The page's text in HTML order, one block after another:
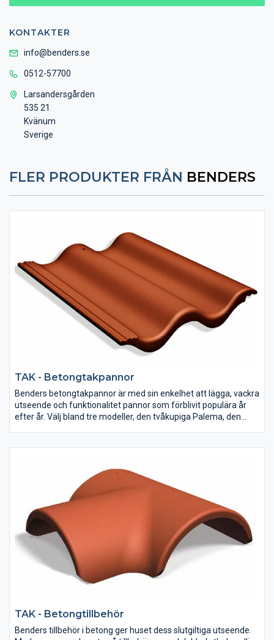
KONTAKTER
info@benders.se
0512-57700
Larsandersgården
535 21
Kvänum
Sverige
FLER PRODUKTER FRÅN BENDERS
TAK - Betongtakpannor
Benders betongtakpannor är med sin enkelhet att lägga, vackra
utseende och funktionalitet pannor som förblivit populära år
efter år. Välj bland tre modeller, den tvåkupiga Palema, den
TAK - Betongtillbehör
Benders tillbehör i betong ger huset dess slutgiltiga utseende.